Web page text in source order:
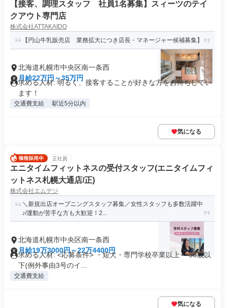
【接客、調理スタッフ 社員1名募集】スィーツのテイ
クアウト専門店
株式会社ATTAKAIDO
【円山牛乳販売店 業務拡大につき店長・マネージャー候補募集】
北海道札幌市中央区南一条西
月給22万円～35万円
求める人材: 明るく、接客することが好きな方をお待ちしてい
ます！
交通費支給 駅近5分以内
気になる
正社員
エニタイムフィットネスの受付スタッフ(エニタイムフィ
ットネス札幌大通店/正)
株式会社エムデジ
＼新規出店オープニングスタッフ募集／女性スタッフも多数活躍中
♪/運動が苦手な方も大歓迎！2...
北海道札幌市中央区南一条西
月給19万3000円～22万4400円
求める人材: <応募条件> ・短大・専門学校卒業以上 ・35歳以
下(例外事由3号のイ...
交通費支給
気になる